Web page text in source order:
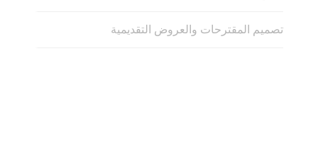
تصميم المقترحات والعروض التقديمية